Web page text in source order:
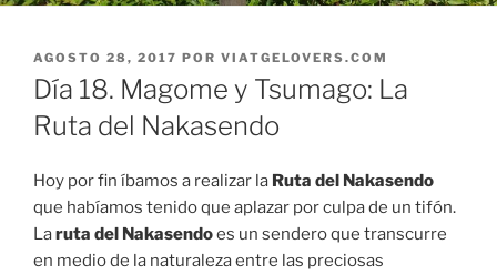
PUBLICADO
EL
AGOSTO 28, 2017 POR VIATGELOVERS.COM
Día 18. Magome y Tsumago: La
Ruta del Nakasendo
Hoy por fin íbamos a realizar la Ruta del Nakasendo
que habíamos tenido que aplazar por culpa de un tifón.
Laruta del Nakasendoes un sendero que transcurre
en medio de la naturaleza entre las preciosas